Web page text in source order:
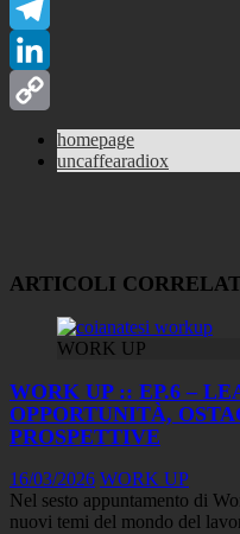
WhatsApp
Telegram
LinkedIn
Link
homepage
uncaffearadiox
ARTICOLI
WORK UP
WORK UP :: EP.6 –
OPPORTUNITÀ,
PROSPETTIVE
16/03/2026 WORK UP
Nel sesto appuntamento di
nuovi temi del mondo del